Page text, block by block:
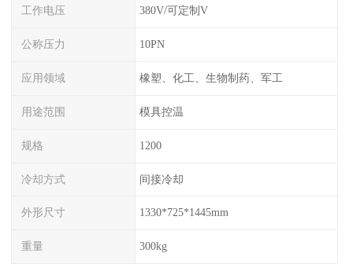
工作电压 380V/可定制V
公称压力 10PN
应用领域 橡塑、化工、生物制药、军工
用途范围 模具控温
规格 1200
冷却方式 间接冷却
外形尺寸 1330*725*1445mm
重量 300kg